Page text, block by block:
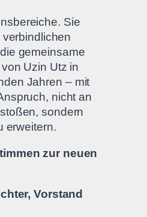
Sie
gemeinsame
Uzin Utz in
Jahren – mit
nicht an
sondern
erweitern.
zur neuen
Vorstand